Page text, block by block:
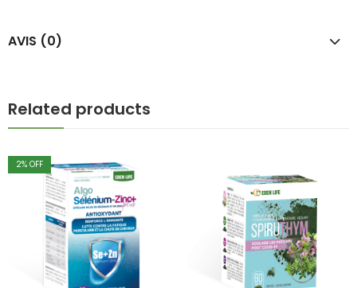
AVIS (0)
Related products
2% OFF